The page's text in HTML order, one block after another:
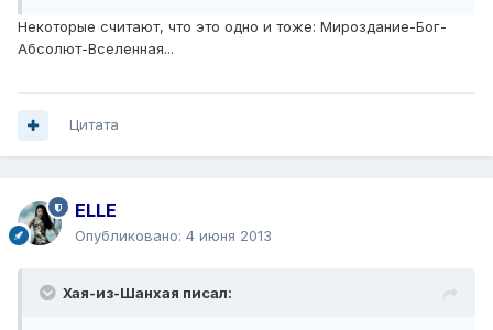
Некоторые считают, что это одно и тоже: Мироздание-Бог-
Абсолют-Вселенная...
Цитата
ELLE
Опубликовано: 4 июня 2013
Хая-из-Шанхая писал: